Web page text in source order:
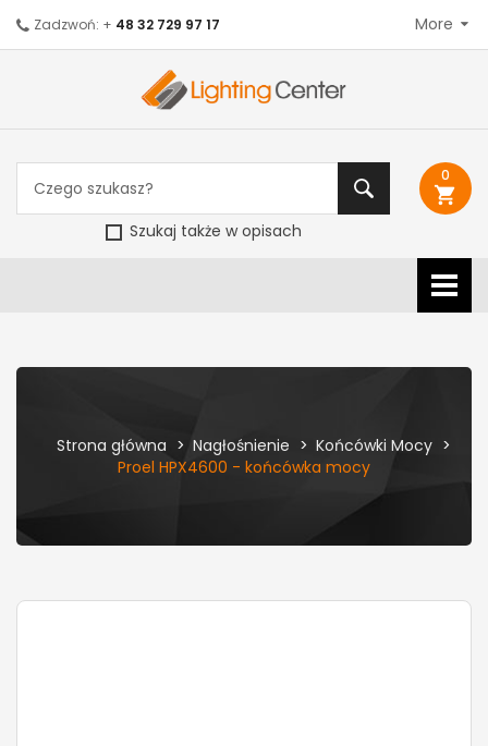
Szukaj także w opisach
0
shopping_cart
Zadzwoń: + 48 32 729 97 17 More
Strona główna Nagłośnienie
Końcówki Mocy
Proel HPX4600 - końcówka mocy